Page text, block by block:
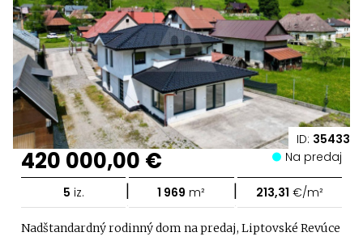
ID: 35433
420 000,00 € Na predaj
5 iz. | 1 969 m² | 213,31 €/m²
Nadštandardný rodinný dom na predaj, Liptovské Revúce